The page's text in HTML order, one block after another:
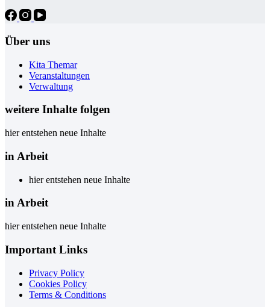
Über uns
Kita Themar
Veranstaltungen
Verwaltung
weitere Inhalte folgen
hier entstehen neue Inhalte
in Arbeit
hier entstehen neue Inhalte
in Arbeit
hier entstehen neue Inhalte
Important Links
Privacy Policy
Cookies Policy
Terms & Conditions